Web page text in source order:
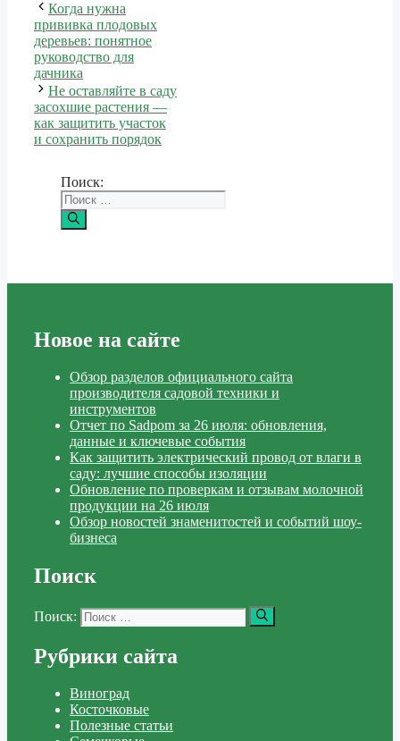
Когда нужна
прививка плодовых
деревьев: понятное
руководство для
дачника
Не оставляйте в саду
засохшие растения —
как защитить участок
и сохранить порядок
Поиск:
Новое на сайте
Обзор разделов официального сайта
производителя садовой техники и
инструментов
Отчет по Sadpom за 26 июля: обновления,
данные и ключевые события
Как защитить электрический провод от влаги в
саду: лучшие способы изоляции
Обновление по проверкам и отзывам молочной
продукции на 26 июля
Обзор новостей знаменитостей и событий шоу-
бизнеса
Поиск
Поиск:
Рубрики сайта
Виноград
Косточковые
Полезные статьи